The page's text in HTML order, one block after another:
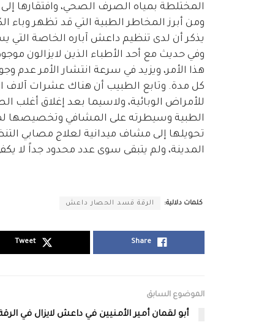
المختلطة بمياه الصرف الصحي، وافتقارها إلى
ومن أبرز المخاطر الطبية التي قد تظهر وباء
يذكر أن لدى تنظيم داعش آباره الخاصة
وفي حديث مع أحد الأطباء الذين لايزالون
هذا الأمر، ويزيد في سرعة انتشار الأمر عدم
كل مدة. وتابع الطبيب أن هناك عشرات آلاف
للأمراض الوبائية، ولاسيما بعد إغلاق أغلب
الطبية وسيطرته على المشافي وتخصيصها
تحويلها إلى مشاف ميدانية لعلاج مصابي
المدينة، ولم يتبقى سوى عدد محدود جداً لا
كلمات دلالية: الرقة قسد الحصار داعش
Share
Tweet
الموضوع السابق
أبو لقمان أمير الأمنيين في داعش لايزال في